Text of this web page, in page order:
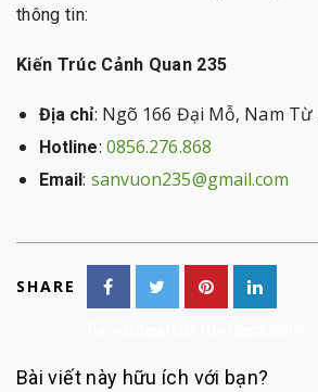
thông tin:
Kiến Trúc Cảnh Quan 235
Địa chỉ: Ngõ 166 Đại Mỗ, Nam Từ
Hotline: 0856.276.868
Email: sanvuon235@gmail.com
SHARE
Bài viết này hữu ích với bạn?